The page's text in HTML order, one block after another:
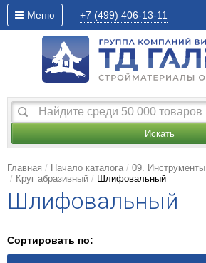
Меню +7 (499) 406-13-11
Искать
Главная Начало каталога 09. Инструменты
Круг абразивный
Шлифовальный
Шлифовальный
Сортировать по: